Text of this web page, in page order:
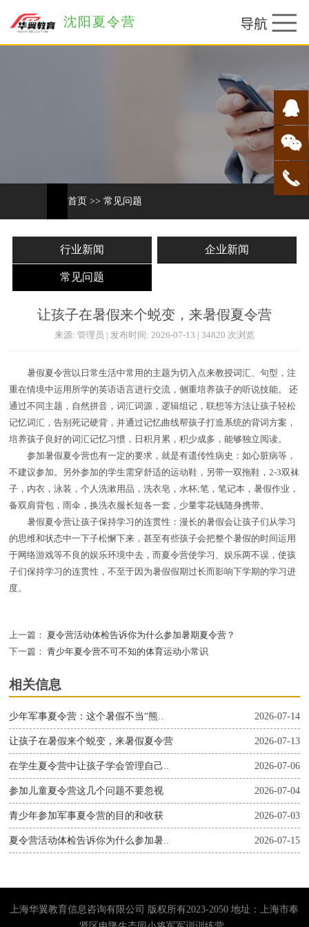
沈阳夏令营
首页 >> 常见问题
行业新闻 企业新闻
常见问题
让孩子在暑假来个蜕变，来暑假夏令营
来源: 管理员 | 发布时间: 2026-07-13 | 34820 次浏览
暑假夏令营以日常生活中常用的主题为切入点来教授词汇、句型，注
重在情境中运用所学的英语语言进行交流，侧重培养孩子的听说技能。 还
通过不同主题，自然拼音，词汇词源，逻辑组记，联想等方法让孩子轻松
记忆词汇，告别死记硬背，并通过记忆曲线帮孩子打造系统的背词方案，
培养孩子良好的词汇记忆习惯，日积月累，积少成多，能够独立阅读。
参加暑假夏令营也有一定的要求，就是有遗传性病史：如心脏病等，
不建议参加。另外参加的学生需穿舒适的运动鞋，另带一双拖鞋，2-3双袜
子，内衣，泳装，个人洗漱用品，洗衣皂，水杯;笔，笔记本，暑假作业，
备双肩背包，雨伞，换洗衣服长短各一套，少量零花钱随身携带。
暑假夏令营让孩子保持学习的连贯性：漫长的暑假会让孩子们从学习
的思维和状态中一下子松懈下来，甚至有些孩子会把整个暑假的时间运用
于网络游戏等不良的娱乐环境中去，而夏令营使学习、娱乐两不误，使孩
子们保持学习的连贯性，不至于因为暑假假期过长而影响下学期的学习进
度。
上一篇：
夏令营活动体检告诉你为什么参加暑期夏令营？
下一篇： 青少年夏令营不可不知的体育运动小常识
相关信息
2026-07-14
少年军事夏令营：这个暑假不当“熊..
2026-07-13
让孩子在暑假来个蜕变，来暑假夏令营
2026-07-06
在学生夏令营中让孩子学会管理自己..
2026-07-04
参加儿童夏令营这几个问题不要忽视
2026-07-03
青少年参加军事夏令营的目的和收获
2026-07-15
夏令营活动体检告诉你为什么参加暑..
上海华翼教育信息咨询有限公司 版权所有2023-2050 地址：上海市奉